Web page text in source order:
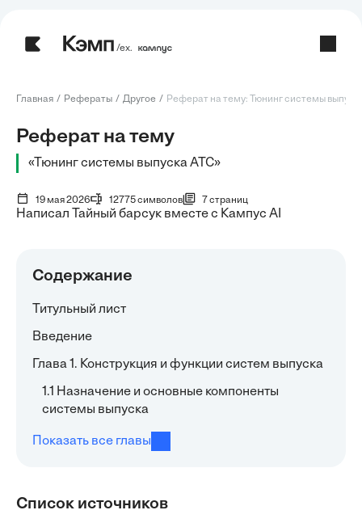
/ех.
Главная Рефераты Другое Реферат на тему: Тюнинг системы
Реферат на тему
«Тюнинг системы выпуска АТС»
19 мая 2026 12775 символов 7 страниц
Написал Тайный барсук вместе с Кампус AI
Содержание
Титульный лист
Введение
Глава 1. Конструкция и функции систем выпуска
1.1 Назначение и основные компоненты
системы выпуска
Показать все главы
Список источников